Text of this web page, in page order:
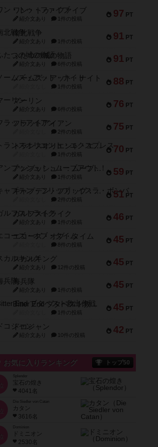
97 PT
ワン・トゥ・ファイブ
紹介文あり 1件の投稿
91 PT
南北戦争
紹介文あり 1件の投稿
91 PT
ふたつの城の物語
紹介文あり 6件の投稿
88 PT
ノームズ・アット・ナイト
1件の投稿
76 PT
マーリン
紹介文あり 6件の投稿
75 PT
フラットアイアン
2件の投稿
70 PT
トランスオリエント・エクスプレス
1件の投稿
59 PT
アンブッシュ！：ムーブアウト！
紹介文あり 1件の投稿
51 PT
キャプテン・フリップ：イスラ・ボンバ
2件の投稿
46 PT
ガルフストライク
紹介文あり 1件の投稿
45 PT
エコーズ・オブ・タイム
8件の投稿
45 PT
スカルキング
紹介文あり 12件の投稿
45 PT
海兵隊
紹介文あり 1件の投稿
45 PT
Bitter End ブタペスト救出作戦
1件の投稿
42 PT
ドコジャン
紹介文あり 10件の投稿
お気に入りランキング トップ50
位
宝石の煌き
4041名
位
Die Siedler von Catan
カタン
3616名
位
ドミニオン
2530名